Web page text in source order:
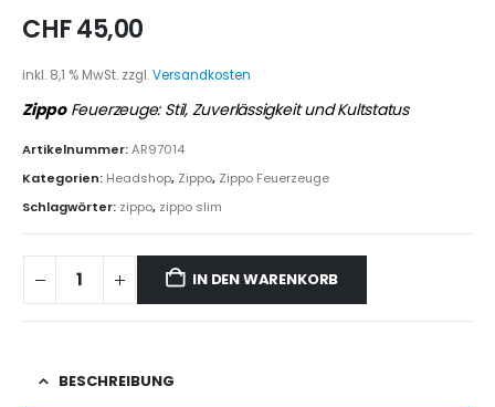
CHF45,00
inkl. 8,1 % MwSt. zzgl.Versandkosten
ZippoFeuerzeuge: Stil, Zuverlässigkeit und Kultstatus
Artikelnummer:AR97014
Kategorien: Headshop, Zippo, Zippo Feuerzeuge
Schlagwörter: zippo, zippo slim
IN DEN WARENKORB
BESCHREIBUNG